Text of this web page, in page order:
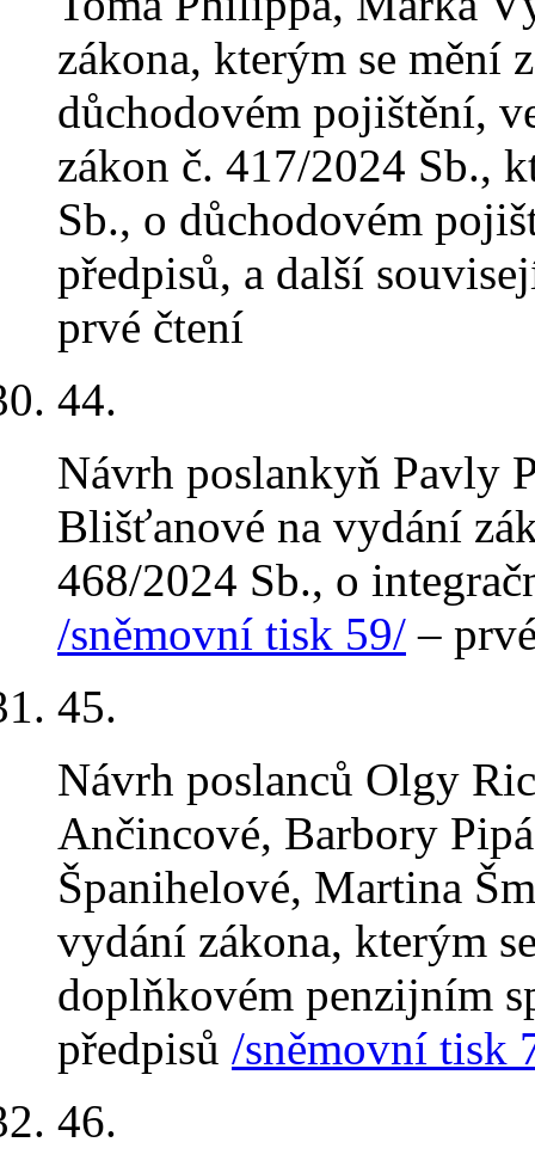
zákona, kterým se mění
důchodovém pojištění,
zákon č. 417/2024 Sb.,
Sb., o důchodovém
předpisů, a další
prvé čtení
44.
Návrh poslankyň Pavly
Blišťanové na vydání
468/2024 Sb., o
/sněmovní tisk 59/ –
45.
Návrh poslanců Olgy
Ančincové, Barbory
Španihelové, Martina
vydání zákona, kterým
doplňkovém penzijním
předpisů /sněmovní tisk
46.